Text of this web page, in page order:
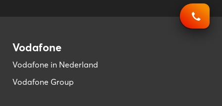
Vodafone
Vodafone in Nederland
Vodafone Group